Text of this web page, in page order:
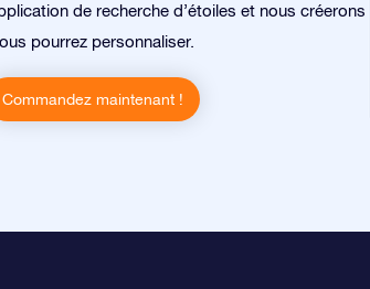
de recherche d’étoiles et nous créerons
pourrez personnaliser.
Commandez maintenant !